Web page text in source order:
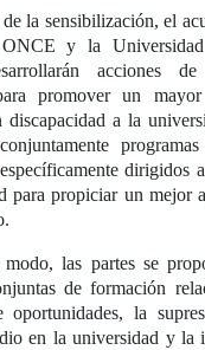
la sensibilización, el
ONCE y la
acciones de
promover un
discapacidad a la
dirigidos
para propiciar un mejor
las partes se
de formación
oportunidades, la
en la universidad y la